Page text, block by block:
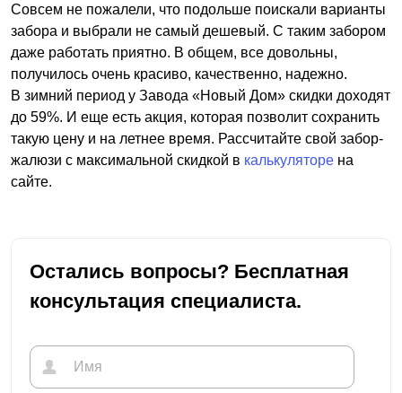
Совсем не пожалели, что подольше поискали варианты
забора и выбрали не самый дешевый. С таким забором
даже работать приятно. В общем, все довольны,
получилось очень красиво, качественно, надежно.
В зимний период у Завода «Новый Дом» скидки доходят
до 59%. И еще есть акция, которая позволит сохранить
такую цену и на летнее время. Рассчитайте свой забор-
жалюзи с максимальной скидкой в калькуляторе на
сайте.
Остались вопросы? Бесплатная
консультация специалиста.